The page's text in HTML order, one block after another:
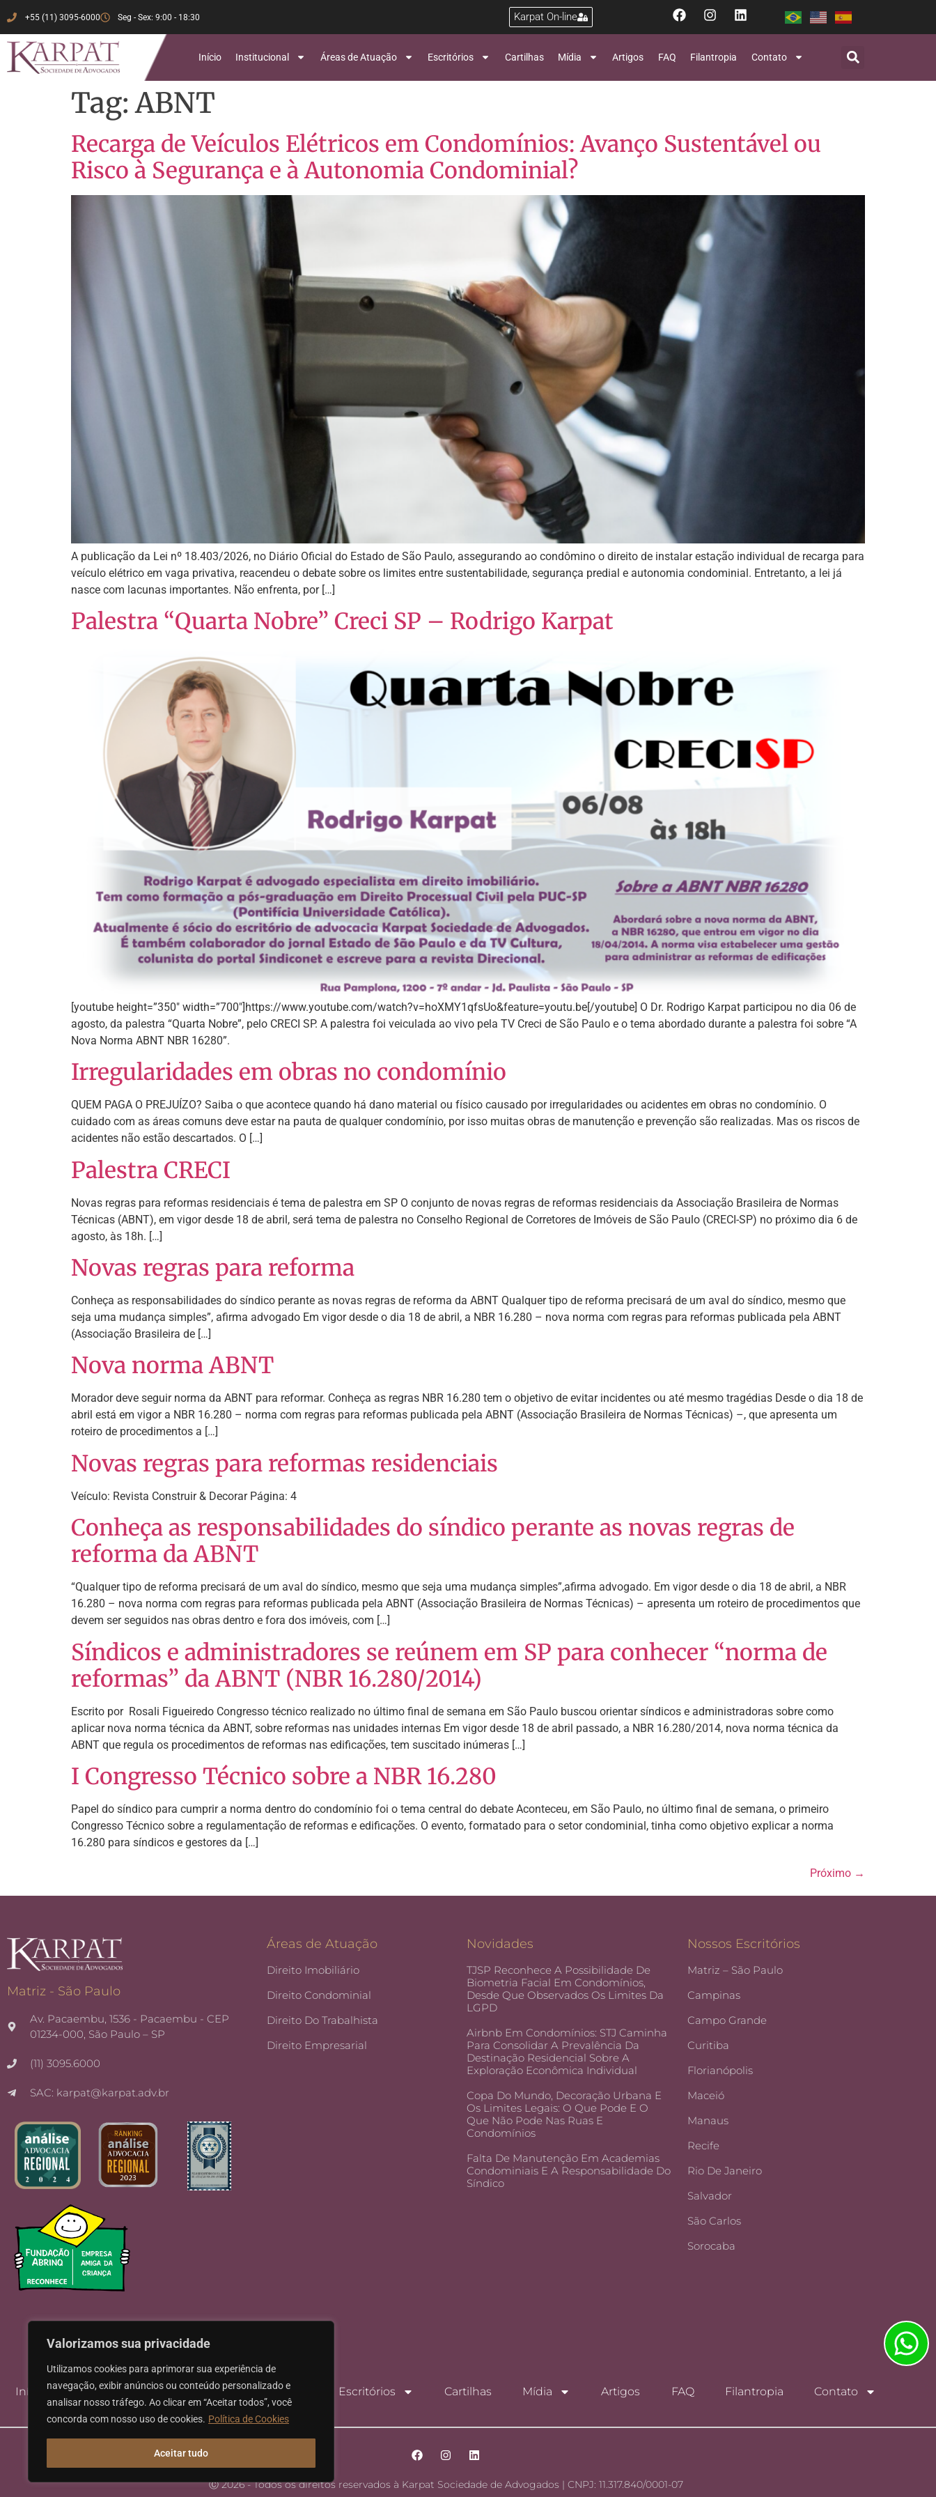
Valorizamos sua privacidade
Utilizamos cookies para aprimorar sua experiência de
navegação, exibir anúncios ou conteúdo personalizado e
analisar nosso tráfego. Ao clicar em “Aceitar todos”, você
concorda com nosso uso de cookies. Política de Cookies
Aceitar tudo
+55 (11) 3095-6000 Seg - Sex: 9:00 - 18:30 Karpat On-line
Início Institucional Áreas de Atuação Escritórios Cartilhas Mídia Artigos FAQ Filantropia Contato
Tag:ABNT
Recarga de Veículos Elétricos em Condomínios: Avanço Sustentável ou
Risco à Segurança e à Autonomia Condominial?
A publicação da Lei nº 18.403/2026, no Diário Oficial do Estado de São Paulo, assegurando ao condômino o direito de instalar estação individual de recarga para
veículo elétrico em vaga privativa, reacendeu o debate sobre os limites entre sustentabilidade, segurança predial e autonomia condominial. Entretanto, a lei já
nasce com lacunas importantes. Não enfrenta, por […]
Palestra “Quarta Nobre” Creci SP – Rodrigo Karpat
[youtube height=”350″ width=”700″]https://www.youtube.com/watch?v=hoXMY1qfsUo&feature=youtu.be[/youtube] O Dr. Rodrigo Karpat participou no dia 06 de
agosto, da palestra “Quarta Nobre”, pelo CRECI SP. A palestra foi veiculada ao vivo pela TV Creci de São Paulo e o tema abordado durante a palestra foi sobre “A
Nova Norma ABNT NBR 16280”.
Irregularidades em obras no condomínio
QUEM PAGA O PREJUÍZO? Saiba o que acontece quando há dano material ou físico causado por irregularidades ou acidentes em obras no condomínio. O
cuidado com as áreas comuns deve estar na pauta de qualquer condomínio, por isso muitas obras de manutenção e prevenção são realizadas. Mas os riscos de
acidentes não estão descartados. O […]
Palestra CRECI
Novas regras para reformas residenciais é tema de palestra em SP O conjunto de novas regras de reformas residenciais da Associação Brasileira de Normas
Técnicas (ABNT), em vigor desde 18 de abril, será tema de palestra no Conselho Regional de Corretores de Imóveis de São Paulo (CRECI-SP) no próximo dia 6 de
agosto, às 18h. […]
Novas regras para reforma
Conheça as responsabilidades do síndico perante as novas regras de reforma da ABNT Qualquer tipo de reforma precisará de um aval do síndico, mesmo que
seja uma mudança simples”, afirma advogado Em vigor desde o dia 18 de abril, a NBR 16.280 – nova norma com regras para reformas publicada pela ABNT
(Associação Brasileira de […]
Nova norma ABNT
Morador deve seguir norma da ABNT para reformar. Conheça as regras NBR 16.280 tem o objetivo de evitar incidentes ou até mesmo tragédias Desde o dia 18 de
abril está em vigor a NBR 16.280 – norma com regras para reformas publicada pela ABNT (Associação Brasileira de Normas Técnicas) –, que apresenta um
roteiro de procedimentos a […]
Novas regras para reformas residenciais
Veículo: Revista Construir & Decorar Página: 4
Conheça as responsabilidades do síndico perante as novas regras de
reforma da ABNT
“Qualquer tipo de reforma precisará de um aval do síndico, mesmo que seja uma mudança simples”,afirma advogado. Em vigor desde o dia 18 de abril, a NBR
16.280 – nova norma com regras para reformas publicada pela ABNT (Associação Brasileira de Normas Técnicas) – apresenta um roteiro de procedimentos que
devem ser seguidos nas obras dentro e fora dos imóveis, com […]
Síndicos e administradores se reúnem em SP para conhecer “norma de
reformas” da ABNT (NBR 16.280/2014)
Escrito por Rosali Figueiredo Congresso técnico realizado no último final de semana em São Paulo buscou orientar síndicos e administradoras sobre como
aplicar nova norma técnica da ABNT, sobre reformas nas unidades internas Em vigor desde 18 de abril passado, a NBR 16.280/2014, nova norma técnica da
ABNT que regula os procedimentos de reformas nas edificações, tem suscitado inúmeras […]
I Congresso Técnico sobre a NBR 16.280
Papel do síndico para cumprir a norma dentro do condomínio foi o tema central do debate Aconteceu, em São Paulo, no último final de semana, o primeiro
Congresso Técnico sobre a regulamentação de reformas e edificações. O evento, formatado para o setor condominial, tinha como objetivo explicar a norma
16.280 para síndicos e gestores da […]
Próximo →
Matriz - São Paulo
Av. Pacaembu, 1536 - Pacaembu - CEP
01234-000, São Paulo – SP
(11) 3095.6000
SAC: karpat@karpat.adv.br
Áreas de Atuação
Direito Imobiliário
Direito Condominial
Direito Do Trabalhista
Direito Empresarial
Novidades
TJSP Reconhece A Possibilidade De
Biometria Facial Em Condomínios,
Desde Que Observados Os Limites Da
LGPD
Airbnb Em Condomínios: STJ Caminha
Para Consolidar A Prevalência Da
Destinação Residencial Sobre A
Exploração Econômica Individual
Copa Do Mundo, Decoração Urbana E
Os Limites Legais: O Que Pode E O
Que Não Pode Nas Ruas E
Condomínios
Falta De Manutenção Em Academias
Condominiais E A Responsabilidade Do
Síndico
Nossos Escritórios
Matriz – São Paulo
Campinas
Campo Grande
Curitiba
Florianópolis
Maceió
Manaus
Recife
Rio De Janeiro
Salvador
São Carlos
Sorocaba
Início Institucional Áreas de Atuação Escritórios Cartilhas Mídia Artigos FAQ Filantropia Contato
Ⓒ 2026 - Todos os direitos reservados à Karpat Sociedade de Advogados | CNPJ: 11.317.840/0001-07